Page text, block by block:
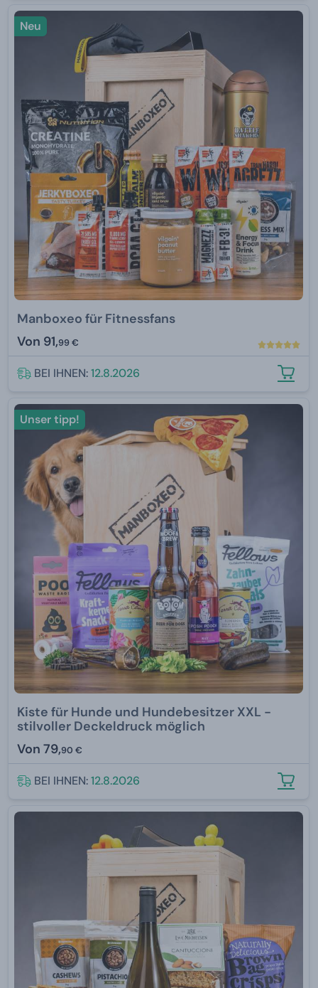
Neu
Manboxeo für Fitnessfans
Von 91,99 €
BEI IHNEN:12.8.2026
Unser tipp!
Kiste für Hunde und Hundebesitzer XXL -
stilvoller Deckeldruck möglich
Von 79,90 €
BEI IHNEN:12.8.2026